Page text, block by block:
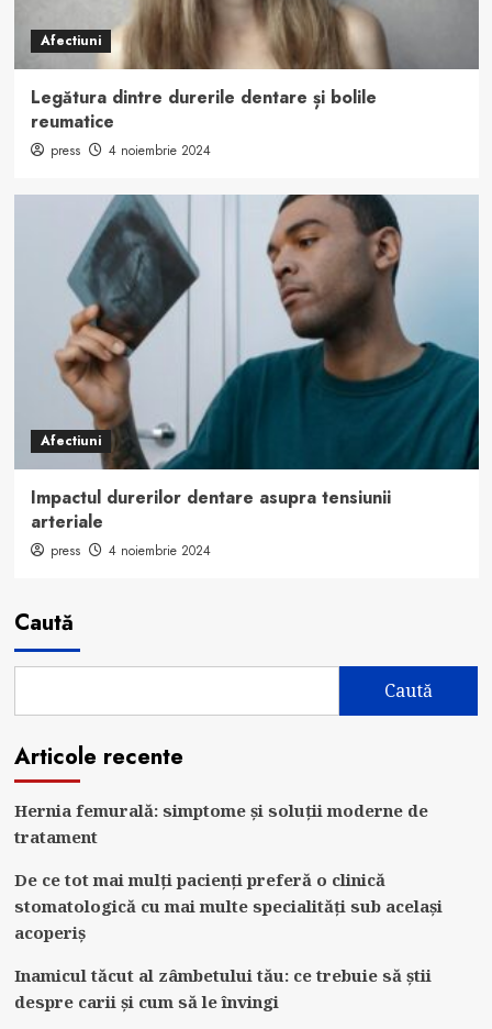
Afectiuni
Legătura dintre durerile dentare și bolile
reumatice
press 4 noiembrie 2024
Afectiuni
Impactul durerilor dentare asupra tensiunii
arteriale
press 4 noiembrie 2024
Caută
Caută
Articole recente
Hernia femurală: simptome și soluții moderne de
tratament
De ce tot mai mulți pacienți preferă o clinică
stomatologică cu mai multe specialități sub același
acoperiș
Inamicul tăcut al zâmbetului tău: ce trebuie să știi
despre carii și cum să le învingi